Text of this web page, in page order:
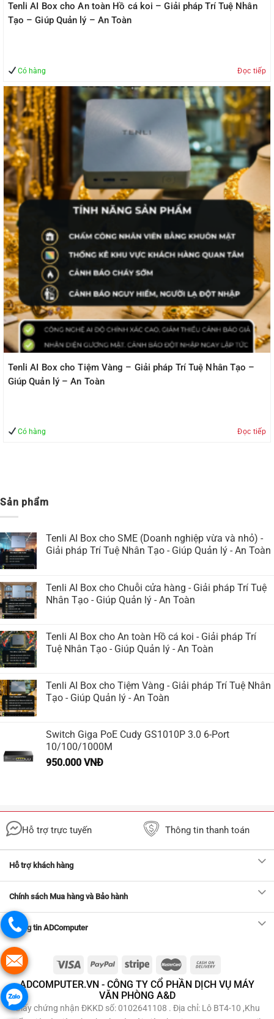
Tenli AI Box cho An toàn Hồ cá koi – Giải pháp Trí Tuệ Nhân
Tạo – Giúp Quản lý – An Toàn
Có hàng Đọc tiếp
Tenli AI Box cho Tiệm Vàng – Giải pháp Trí Tuệ Nhân Tạo –
Giúp Quản lý – An Toàn
Có hàng Đọc tiếp
Sản phẩm
Tenli AI Box cho SME (Doanh nghiệp vừa và nhỏ) -
Giải pháp Trí Tuệ Nhân Tạo - Giúp Quản lý - An Toàn
Tenli AI Box cho Chuỗi cửa hàng - Giải pháp Trí Tuệ
Nhân Tạo - Giúp Quản lý - An Toàn
Tenli AI Box cho An toàn Hồ cá koi - Giải pháp Trí
Tuệ Nhân Tạo - Giúp Quản lý - An Toàn
Tenli AI Box cho Tiệm Vàng - Giải pháp Trí Tuệ Nhân
Tạo - Giúp Quản lý - An Toàn
Switch Giga PoE Cudy GS1010P 3.0 6-Port
10/100/1000M
950.000 VNĐ
Hỗ trợ trực tuyến Thông tin thanh toán
Hỗ trợ khách hàng
Chính sách Mua hàng và Bảo hành
Thông tin ADComputer
ADCOMPUTER.VN - CÔNG TY CỔ PHẦN DỊCH VỤ MÁY
VĂN PHÒNG A&D
Giấy chứng nhận ĐKKD số: 0102641108 . Địa chỉ: Lô BT4-10 ,Khu